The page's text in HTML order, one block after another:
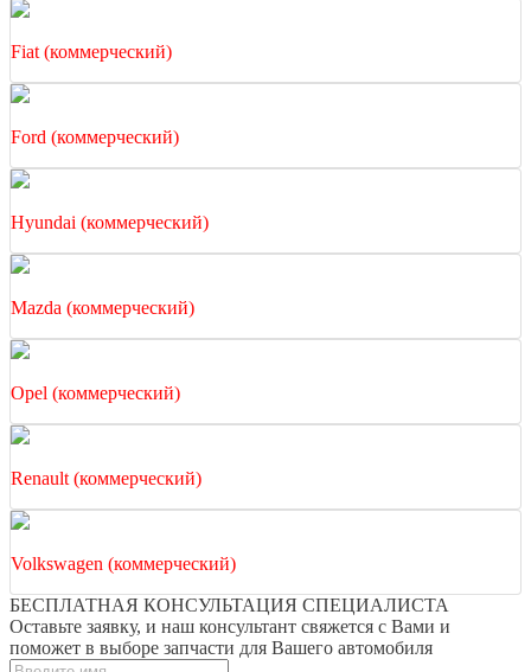
Fiat (коммерческий)
Ford (коммерческий)
Hyundai (коммерческий)
Mazda (коммерческий)
Opel (коммерческий)
Renault (коммерческий)
Volkswagen (коммерческий)
БЕСПЛАТНАЯ КОНСУЛЬТАЦИЯ СПЕЦИАЛИСТА
Оставьте заявку, и наш консультант свяжется с Вами и
поможет в выборе запчасти для Вашего автомобиля